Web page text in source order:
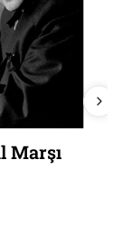
Marşı